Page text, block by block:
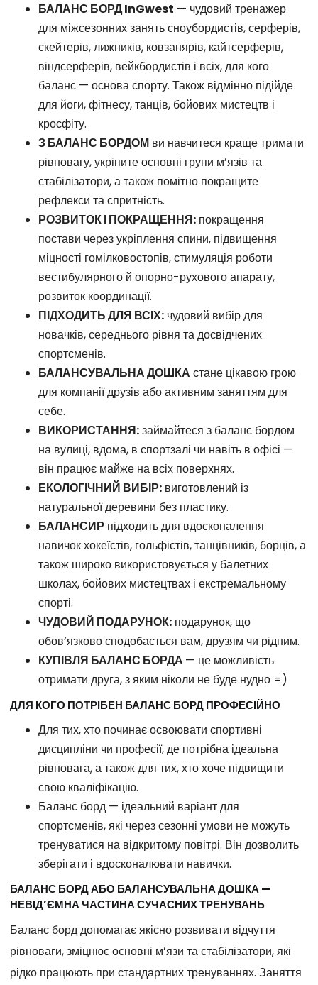
БАЛАНС БОРД InGwest — чудовий тренажер
для міжсезонних занять сноубордистів, серферів,
скейтерів, лижників, ковзанярів, кайтсерферів,
віндсерферів, вейкбордистів і всіх, для кого
баланс — основа спорту. Також відмінно підійде
для йоги, фітнесу, танців, бойових мистецтв і
кросфіту.
З БАЛАНС БОРДОМ ви навчитеся краще тримати
рівновагу, укріпите основні групи м’язів та
стабілізатори, а також помітно покращите
рефлекси та спритність.
РОЗВИТОК І ПОКРАЩЕННЯ: покращення
постави через укріплення спини, підвищення
міцності гомілковостопів, стимуляція роботи
вестибулярного й опорно-рухового апарату,
розвиток координації.
ПІДХОДИТЬ ДЛЯ ВСІХ: чудовий вибір для
новачків, середнього рівня та досвідчених
спортсменів.
БАЛАНСУВАЛЬНА ДОШКА стане цікавою грою
для компанії друзів або активним заняттям для
себе.
ВИКОРИСТАННЯ:займайтеся з баланс бордом
на вулиці, вдома, в спортзалі чи навіть в офісі —
він працює майже на всіх поверхнях.
ЕКОЛОГІЧНИЙ ВИБІР: виготовлений із
натуральної деревини без пластику.
БАЛАНСИР підходить для вдосконалення
навичок хокеїстів, гольфістів, танцівників, борців, а
також широко використовується у балетних
школах, бойових мистецтвах і екстремальному
спорті.
ЧУДОВИЙ ПОДАРУНОК: подарунок, що
обов’язково сподобається вам, друзям чи рідним.
КУПІВЛЯ БАЛАНС БОРДА — це можливість
отримати друга, з яким ніколи не буде нудно =)
ДЛЯ КОГО ПОТРІБЕН БАЛАНС БОРД ПРОФЕСІЙНО
Для тих, хто починає освоювати спортивні
дисципліни чи професії, де потрібна ідеальна
рівновага, а також для тих, хто хоче підвищити
свою кваліфікацію.
Баланс борд — ідеальний варіант для
спортсменів, які через сезонні умови не можуть
тренуватися на відкритому повітрі. Він дозволить
зберігати і вдосконалювати навички.
БАЛАНС БОРД АБО БАЛАНСУВАЛЬНА ДОШКА —
НЕВІД’ЄМНА ЧАСТИНА СУЧАСНИХ ТРЕНУВАНЬ
Баланс борд допомагає якісно розвивати відчуття
рівноваги, зміцнює основні м’язи та стабілізатори, які
рідко працюють при стандартних тренуваннях. Заняття